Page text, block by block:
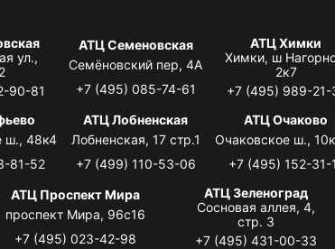
ул.,
90-81
АТЦ Семеновская
Семёновский пер, 4А
+7 (495) 085-74-61
АТЦ Химки
Химки, ш
2к7
+7 (495) 989-21-
ш., 48к4
81-52
АТЦ Лобненская
Лобненская, 17 стр.1
+7 (499) 110-53-06
АТЦ Очаково
Очаковское ш.,
+7 (495) 152-31-
АТЦ Проспект Мира
проспект Мира, 96с16
+7 (495) 023-42-98
АТЦ Зеленоград
Сосновая аллея, 4,
стр. 3
+7 (495) 431-00-33